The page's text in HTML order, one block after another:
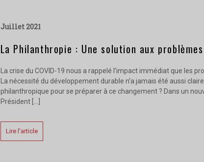
juillet 2021
La Philanthropie : Une solution aux
La crise du COVID-19 nous a rappelé l’impact immédiat que les
La nécessité du développement durable n’a jamais été aussi
philanthropique pour se préparer à ce changement ? Dans un
Président […]
Lire l'article